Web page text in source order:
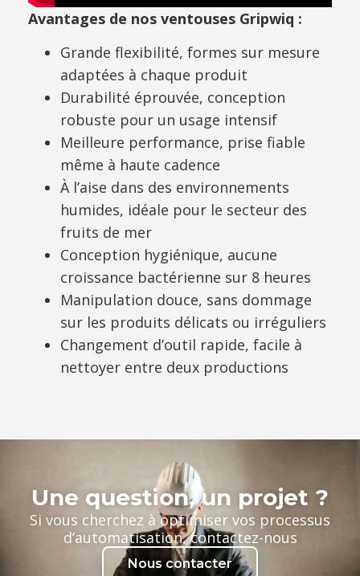
Avantages de nos ventouses Gripwiq :
Grande flexibilité, formes sur mesure
adaptées à chaque produit
Durabilité éprouvée, conception
robuste pour un usage intensif
Meilleure performance, prise fiable
même à haute cadence
À l’aise dans des environnements
humides, idéale pour le secteur des
fruits de mer
Conception hygiénique, aucune
croissance bactérienne sur 8 heures
Manipulation douce, sans dommage
sur les produits délicats ou irréguliers
Changement d’outil rapide, facile à
nettoyer entre deux productions
Une question, un projet ?
Si vous cherchez à optimiser vos processus
d’automatisation, contactez-nous
Nous contacter